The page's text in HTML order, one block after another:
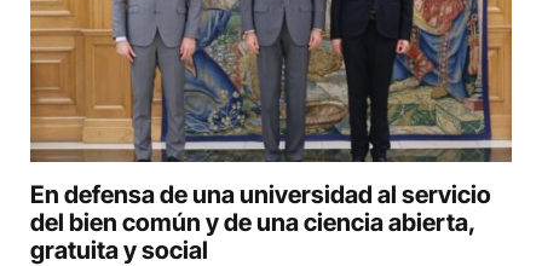
En defensa de una universidad al servicio
del bien común y de una ciencia abierta,
gratuita y social